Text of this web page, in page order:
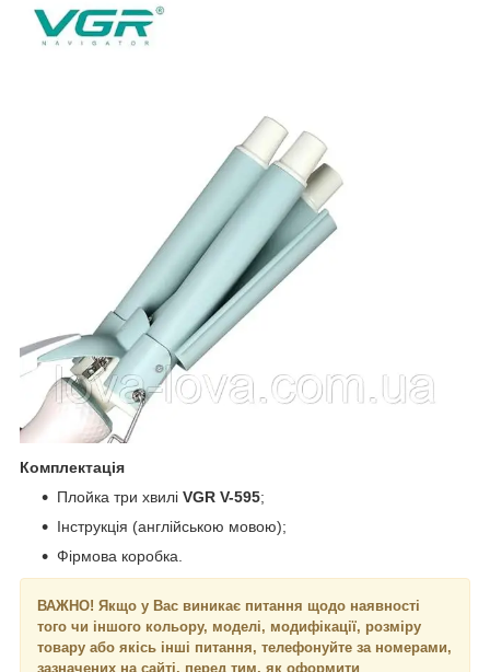
Комплектація
Плойка три хвилі VGR V-595;
Інструкція (англійською мовою);
Фірмова коробка.
ВАЖНО! Якщо у Вас виникає питання щодо наявності
того чи іншого кольору, моделі, модифікації, розміру
товару або якісь інші питання, телефонуйте за номерами,
зазначених на сайті, перед тим, як оформити